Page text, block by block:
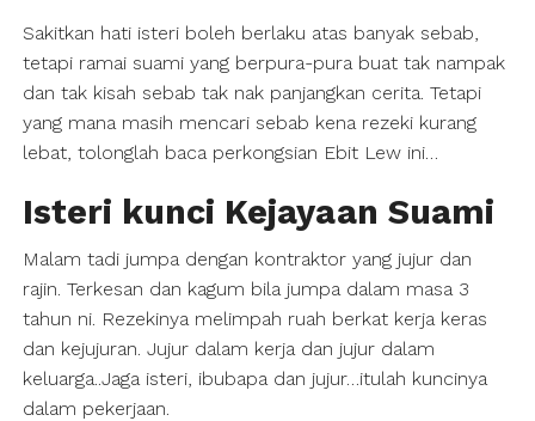
Sakitkan hati isteri boleh berlaku atas banyak sebab,
tetapi ramai suami yang berpura-pura buat tak nampak
dan tak kisah sebab tak nak panjangkan cerita. Tetapi
yang mana masih mencari sebab kena rezeki kurang
lebat, tolonglah baca perkongsian Ebit Lew ini…
Isteri kunci Kejayaan Suami
Malam tadi jumpa dengan kontraktor yang jujur dan
rajin. Terkesan dan kagum bila jumpa dalam masa 3
tahun ni. Rezekinya melimpah ruah berkat kerja keras
dan kejujuran. Jujur dalam kerja dan jujur dalam
keluarga..Jaga isteri, ibubapa dan jujur…itulah kuncinya
dalam pekerjaan.